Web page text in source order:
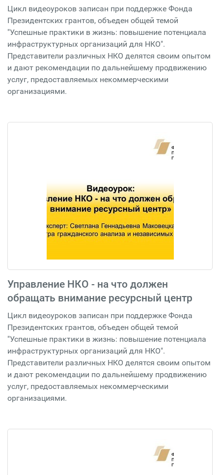
Цикл видеоуроков записан при поддержке Фонда
Президентских грантов, объеден общей темой
"Успешные практики в жизнь: повышение потенциала
инфраструктурных организаций для НКО".
Представители различных НКО делятся своим опытом
и дают рекомендации по дальнейшему продвижению
услуг, предоставляемых некоммерческими
организациями.
Управление НКО - на что должен
обращать внимание ресурсный центр
Цикл видеоуроков записан при поддержке Фонда
Президентских грантов, объеден общей темой
"Успешные практики в жизнь: повышение потенциала
инфраструктурных организаций для НКО".
Представители различных НКО делятся своим опытом
и дают рекомендации по дальнейшему продвижению
услуг, предоставляемых некоммерческими
организациями.